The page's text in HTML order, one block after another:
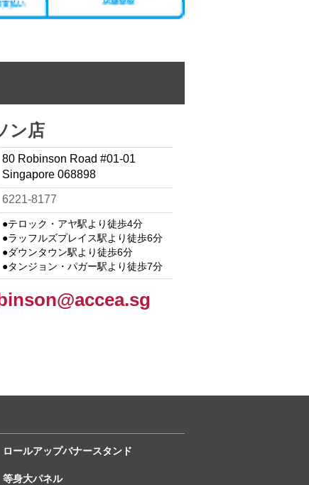
ン店
80 Robinson Road #01-01
Singapore 068898
6221-8177
●テロック・アヤ駅より徒歩4分
●ラッフルズプレイス駅より徒歩6分
●ダウンタウン駅より徒歩6分
●タンジョン・パガー駅より徒歩7分
ロールアップバナースタンド
等身大パネル